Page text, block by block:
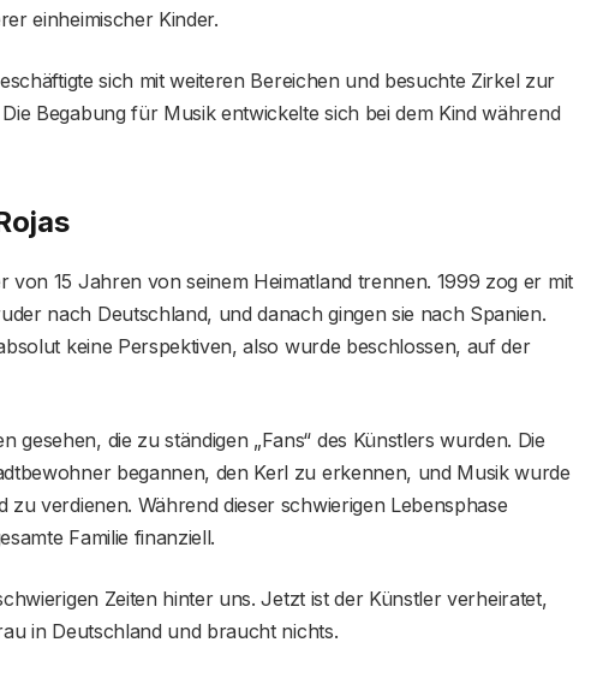
einheimischer Kinder.
sich mit weiteren Bereichen und besuchte Zirkel zur
Begabung für Musik entwickelte sich bei dem Kind während
von 15 Jahren von seinem Heimatland trennen. 1999 zog er mit
nach Deutschland, und danach gingen sie nach Spanien.
keine Perspektiven, also wurde beschlossen, auf der
gesehen, die zu ständigen „Fans“ des Künstlers wurden. Die
begannen, den Kerl zu erkennen, und Musik wurde
zu verdienen. Während dieser schwierigen Lebensphase
Familie finanziell.
Zeiten hinter uns. Jetzt ist der Künstler verheiratet,
in Deutschland und braucht nichts.